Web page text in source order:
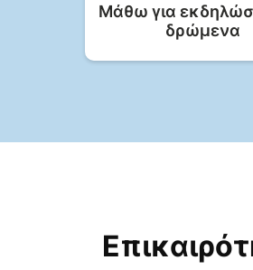
Μάθω για
δρώμενα